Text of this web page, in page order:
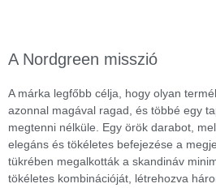
A Nordgreen misszió
A márka legfőbb célja, hogy olyan
azonnal magával ragad, és többé egy
megtenni nélküle. Egy örök darabot,
elegáns és tökéletes befejezése a
tükrében megalkották a skandináv
tökéletes kombinációját, létrehozva